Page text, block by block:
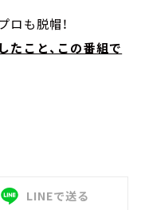
ロも脱帽！
たこと、この番組で
LINEで送る